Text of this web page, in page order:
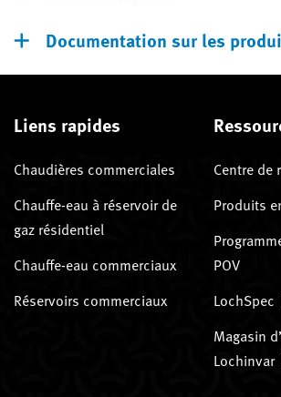
Documentation sur les
Liens rapides
Chaudières commerciales
Chauffe-eau à réservoir de
gaz résidentiel
Chauffe-eau commerciaux
Réservoirs commerciaux
Centre de
Produits
POV
LochSpec
Magasin
Lochinvar